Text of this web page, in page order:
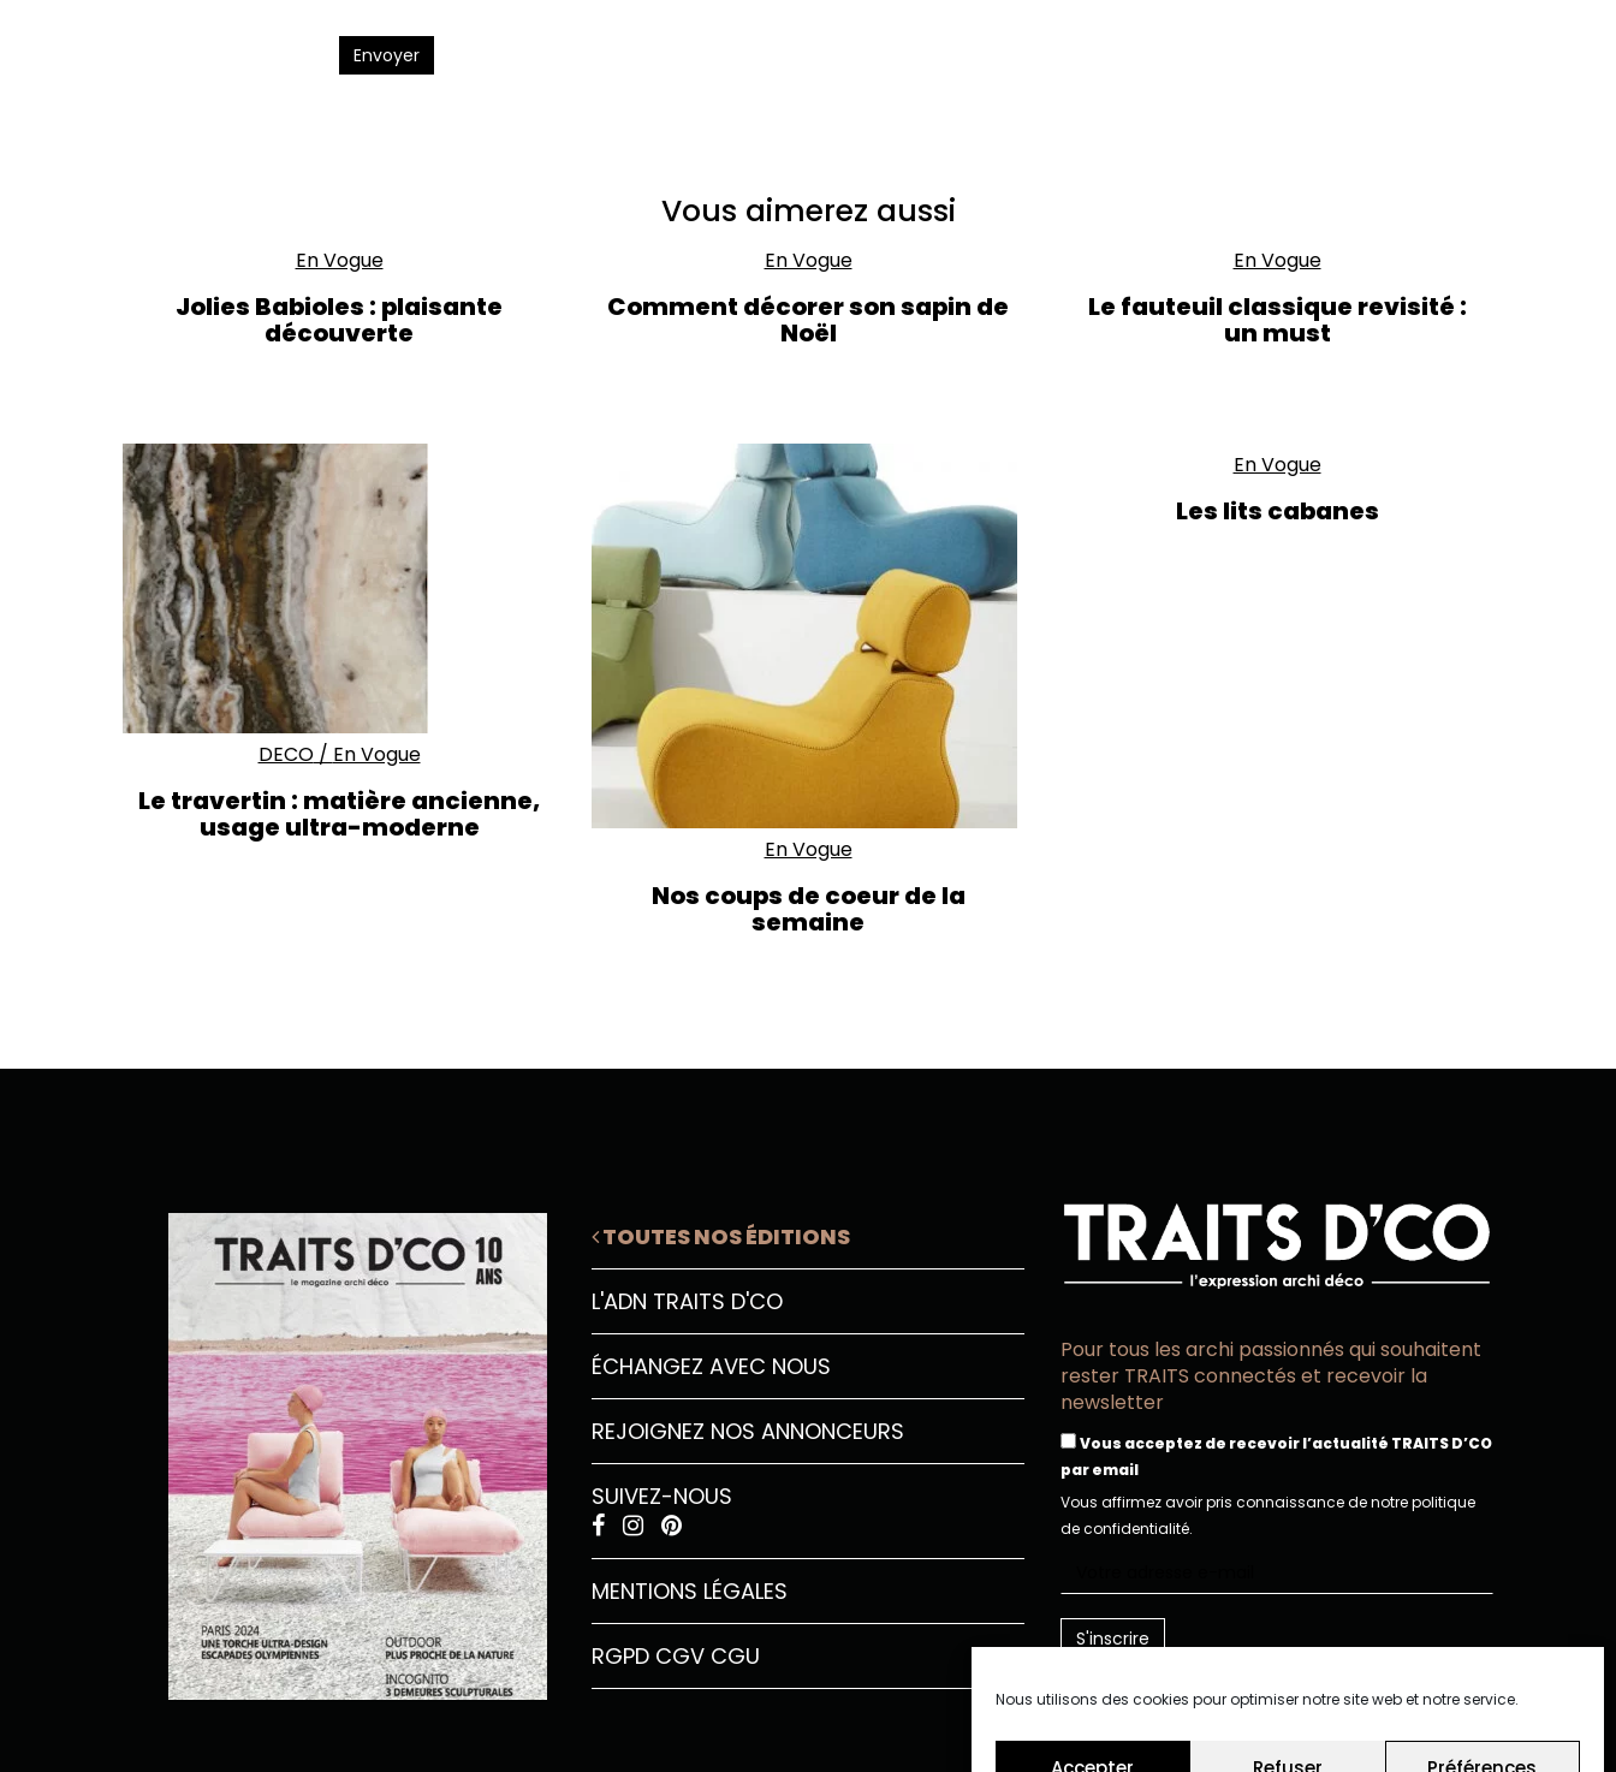
Nous utilisons des cookies pour optimiser notre site web et notre service.
Envoyer
Vous aimerez aussi
En Vogue
Jolies Babioles : plaisante
découverte
En Vogue
Comment décorer son sapin de
Noël
En Vogue
Le fauteuil classique revisité :
un must
DECO/ En Vogue
Le travertin : matière ancienne,
usage ultra-moderne
En Vogue
Nos coups de coeur de la
semaine
En Vogue
Les lits cabanes
TOUTES NOS ÉDITIONS
L'ADN TRAITS D'CO
ÉCHANGEZ AVEC NOUS
REJOIGNEZ NOS ANNONCEURS
SUIVEZ-NOUS
MENTIONS LÉGALES
RGPD CGV CGU
Pour tous les archi passionnés qui souhaitent
rester TRAITS connectés et recevoir la
newsletter
Vous acceptez de recevoir l’actualité TRAITS D’CO
par email
Vous affirmez avoir pris connaissance de notre politique
de confidentialité.